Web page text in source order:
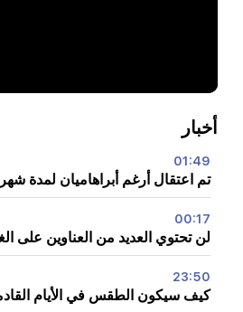
أخبار
01:49
تم اعتقال أرغم أبراهاميان لمدة
00:17
لن تحتوي العديد من العناوين على
23:50
كيف سيكون الطقس في الأيام